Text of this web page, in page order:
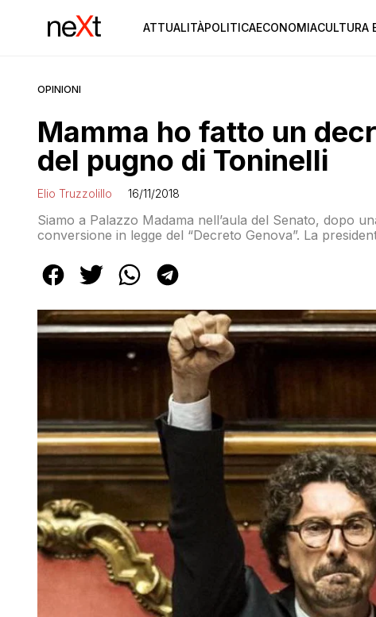
ATTUALITÀPOLITICAECONOMIACULTURA
OPINIONI
Mamma ho fatto un
del pugno di Toninelli
Elio Truzzolillo 16/11/2018
Siamo a Palazzo Madama nell’aula del Senato, dopo
conversione in legge del “Decreto Genova”. La
Toninelli. Toninelli alza il pugno, poi […]